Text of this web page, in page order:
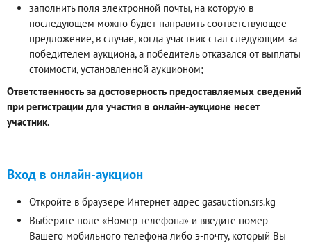
заполнить поля электронной почты, на которую в
последующем можно будет направить соответствующее
предложение, в случае, когда участник стал следующим за
победителем аукциона, а победитель отказался от выплаты
стоимости, установленной аукционом;
Ответственность за достоверность предоставляемых сведений
при регистрации для участия в онлайн-аукционе несет
участник.
Вход в онлайн-аукцион
Откройте в браузере Интернет адрес gasauction.srs.kg
Выберите поле «Номер телефона» и введите номер
Вашего мобильного телефона либо э-почту, который Вы